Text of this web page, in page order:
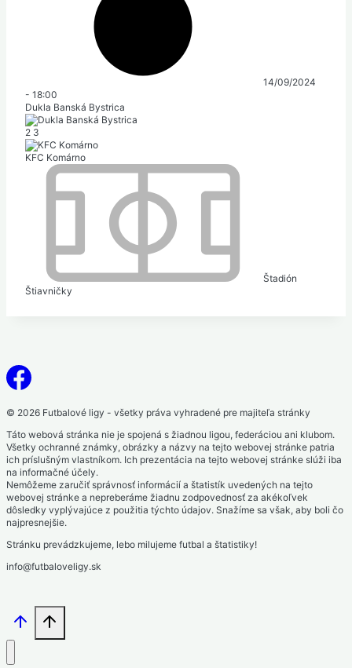
14/09/2024
- 18:00
Dukla Banská Bystrica
2 3
KFC Komárno
Štadión
Štiavničky
© 2026 Futbalové ligy - všetky práva vyhradené pre majiteľa stránky
Táto webová stránka nie je spojená s žiadnou ligou, federáciou ani klubom.
Všetky ochranné známky, obrázky a názvy na tejto webovej stránke patria
ich príslušným vlastníkom. Ich prezentácia na tejto webovej stránke slúži iba
na informačné účely.
Nemôžeme zaručiť správnosť informácií a štatistík uvedených na tejto
webovej stránke a nepreberáme žiadnu zodpovednosť za akékoľvek
dôsledky vyplývajúce z použitia týchto údajov. Snažíme sa však, aby boli čo
najpresnejšie.
Stránku prevádzkujeme, lebo milujeme futbal a štatistiky!
info@futbaloveligy.sk